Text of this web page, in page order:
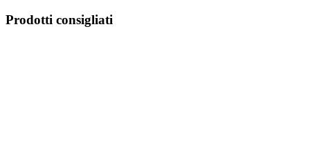
Prodotti consigliati